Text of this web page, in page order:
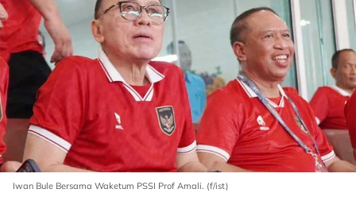
Iwan Bule Bersama Waketum PSSI Prof Amali. (f/ist)